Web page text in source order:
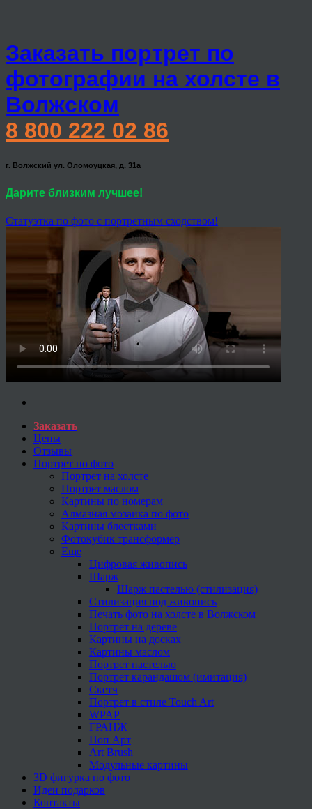
Заказать портрет по
фотографии на холсте в
Волжском
8 800 222 02 86
г. Волжский ул. Оломоуцкая, д. 31а
Дарите близким лучшее!
Статуэтка по фото с портретным сходством!
Заказать
Цены
Отзывы
Портрет по фото
Портрет на холсте
Портрет маслом
Картины по номерам
Алмазная мозаика по фото
Картины блестками
Фотокубик трансформер
Еще
Цифровая живопись
Шарж
Шарж пастелью (стилизация)
Стилизация под живопись
Печать фото на холсте в Волжском
Портрет на дереве
Картины на досках
Картины маслом
Портрет пастелью
Портрет карандашом (имитация)
Скетч
Портрет в стиле Touch Art
WPAP
ГРАНЖ
Поп Арт
Art Brush
Модульные картины
3D фигурка по фото
Идеи подарков
Контакты